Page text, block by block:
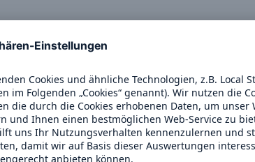
(Return on Equity, RoE) 15,5
Rand des RoE-Ziels (14 bis 16 %) des
das Versicherungsgeschäft bereits auf Basis
für Finanzinstrumente basieren
Sie sind daher nur eingeschränkt mit den